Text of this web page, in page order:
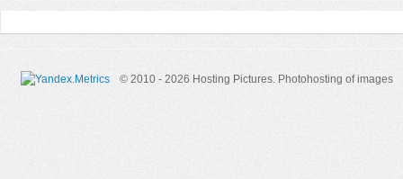
© 2010 - 2026 Hosting Pictures. Photohosting of images